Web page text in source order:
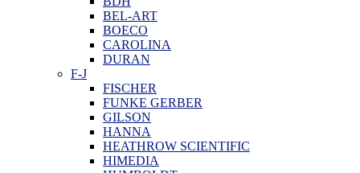
BEL-ART
BOECO
CAROLINA
DURAN
F-J
FISCHER
FUNKE GERBER
GILSON
HANNA
HEATHROW SCIENTIFIC
HIMEDIA